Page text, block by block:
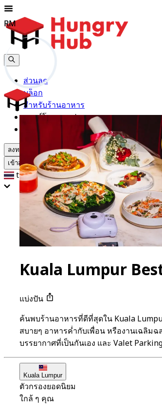
ส่วนลด
บล็อก
สำหรับร้านอาหาร
ดาวน์โหลดแอปฯ
ช่วยเหลือ
ลงทะเบียน
เข้าสู่ระบบ
th
Kuala Lumpur
แบ่งปัน
ค้นพบร้านอาหารที่ดีที่สุดใน Kuala
สบายๆ อาหารค่ำกับเพื่อน หรืองานเฉลิม
บรรยากาศที่เป็นกันเอง และ Valet
Kuala Lumpur
ตัวกรองยอดนิยม
ใกล้ ๆ คุณ
RM
RM